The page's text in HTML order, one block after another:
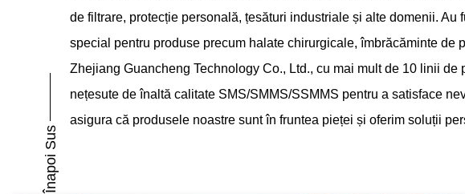
de filtrare, protecție personală, țesături industriale și alte domenii.
special pentru produse precum halate chirurgicale, îmbrăcăminte de
Zhejiang Guancheng Technology Co., Ltd., cu mai mult de 10 linii
nețesute de înaltă calitate SMS/SMMS/SSMMS pentru a satisface
asigura că produsele noastre sunt în fruntea pieței și oferim soluții
Înapoi Sus